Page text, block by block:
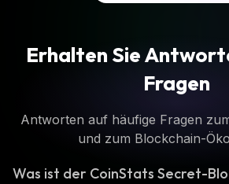
Erhalten Sie
Fragen
Antworten auf häufige Fragen
und zum Blockchain-
Was ist der CoinStats Secret-